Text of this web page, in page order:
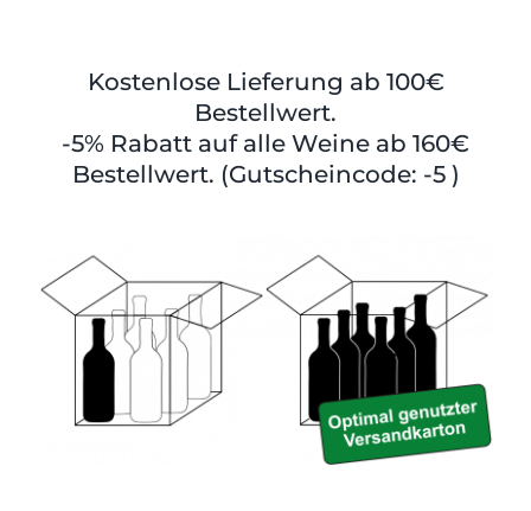
Brennerei
Tabak
Shop
Edelbrand
Kernöl
Tabak
Zubehör
Kostenlose Lieferung ab 100€
Bestellwert.
-5% Rabatt auf alle Weine ab 160€
Bestellwert. (Gutscheincode: -5 )